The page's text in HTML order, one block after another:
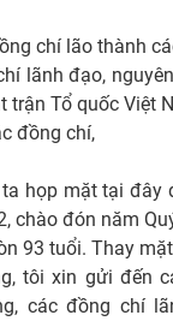
chí lão thành
lãnh đạo,
trận Tổ quốc Việt
đồng chí,
họp mặt tại đây
chào đón năm
93 tuổi. Thay
tôi xin gửi đến
các đồng chí